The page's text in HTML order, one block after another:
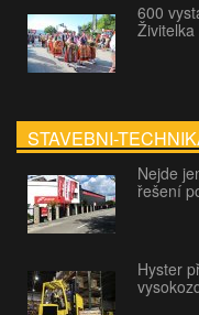
600
STAVEBNI-
Nejde
řešení
Hyster